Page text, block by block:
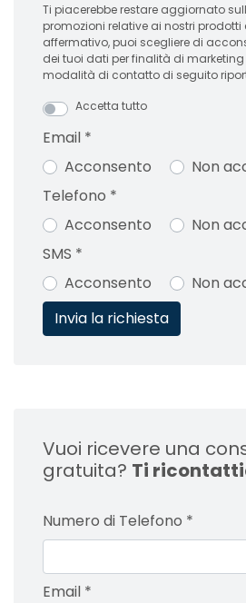
Ti piacerebbe restare aggiornato
promozioni relative ai nostri prodotti e
affermativo, puoi scegliere di
dei tuoi dati per finalità di
modalità di contatto di seguito
Accetta tutto
Email *
Acconsento
Non
Telefono *
Acconsento
Non
SMS *
Acconsento
Non
Vuoi ricevere una
gratuita? Ti
Numero di Telefono *
Email *